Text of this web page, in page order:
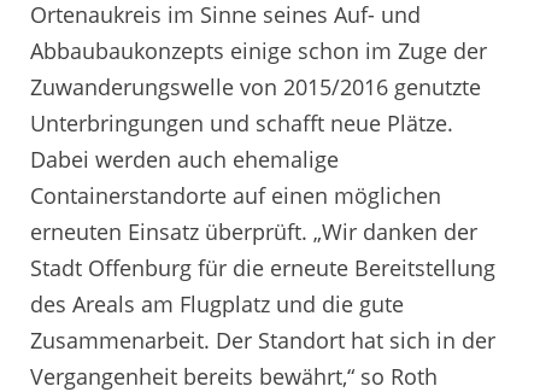
Ortenaukreis im Sinne seines Auf- und
Abbaubaukonzepts einige schon im Zuge der
Zuwanderungswelle von 2015/2016 genutzte
Unterbringungen und schafft neue Plätze.
Dabei werden auch ehemalige
Containerstandorte auf einen möglichen
erneuten Einsatz überprüft. „Wir danken der
Stadt Offenburg für die erneute Bereitstellung
des Areals am Flugplatz und die gute
Zusammenarbeit. Der Standort hat sich in der
Vergangenheit bereits bewährt,“ so Roth